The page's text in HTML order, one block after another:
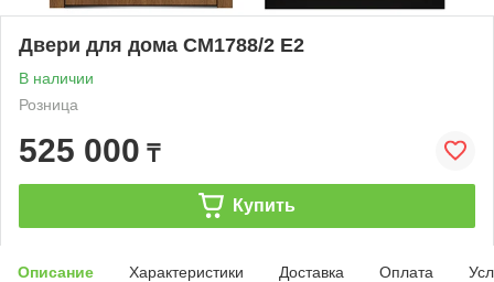
Двери для дома СМ1788/2 Е2
В наличии
Розница
525 000 ₸
Купить
Описание Характеристики Доставка Оплата